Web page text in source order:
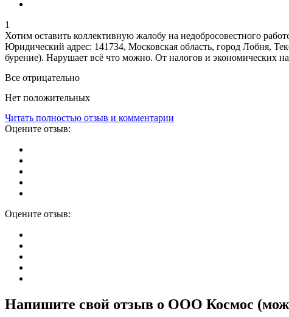
1
Хотим оставить коллективную жалобу на недобросовестного
Юридический адрес: 141734, Московская область, город Лобня,
бурение). Нарушает всё что можно. От налогов и экономических
Все отрицательно
Нет положительных
Читать полностью отзыв и комментарии
Оцените отзыв:
Оцените отзыв:
Напишите свой отзыв о ООО Космос